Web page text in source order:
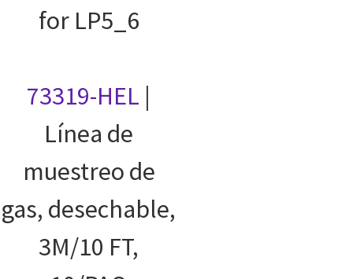
for LP5_6
73319-HEL |
Línea de
muestreo de
gas, desechable,
3M/10 FT,